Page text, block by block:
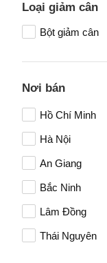
Loại giảm cân
Bột giảm cân
Nơi bán
Hồ Chí Minh
Hà Nội
An Giang
Bắc Ninh
Lâm Đồng
Thái Nguyên